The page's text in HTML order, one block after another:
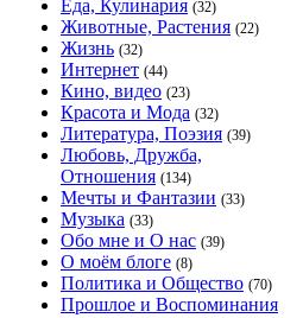
Еда, Кулинария (32)
Животные, Растения (22)
Жизнь (32)
Интернет (44)
Кино, видео (23)
Красота и Мода (32)
Литература, Поэзия (39)
Любовь, Дружба,
Отношения (134)
Мечты и Фантазии (33)
Музыка (33)
Обо мне и О нас (39)
О моём блоге (8)
Политика и Общество (70)
Прошлое и Воспоминания